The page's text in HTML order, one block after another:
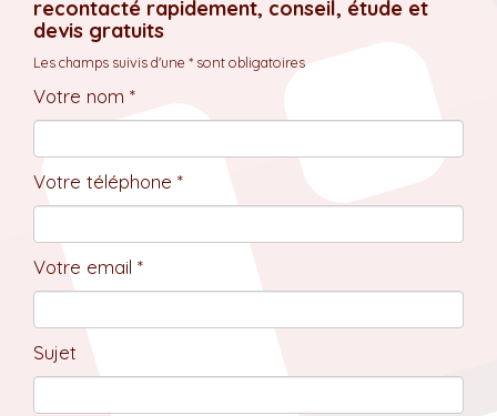
recontacté rapidement, conseil, étude et
devis gratuits
Les champs suivis d'une * sont obligatoires
Votre nom *
Votre téléphone *
Votre email *
Sujet